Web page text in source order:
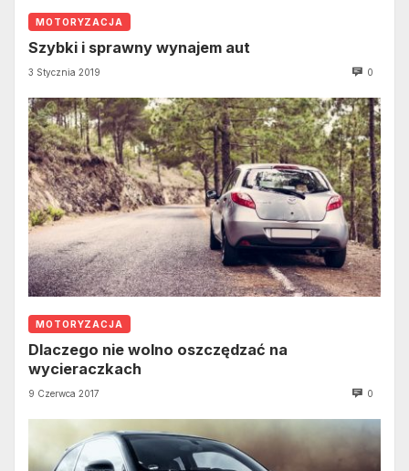
MOTORYZACJA
Szybki i sprawny wynajem aut
3 Stycznia 2019 0
MOTORYZACJA
Dlaczego nie wolno oszczędzać na
wycieraczkach
9 Czerwca 2017 0